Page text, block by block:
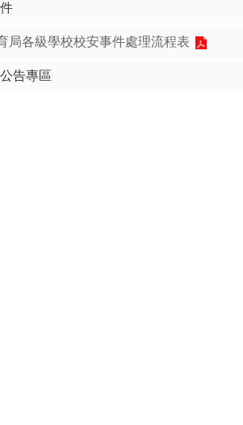
局各級學校校安事件處理流程表
告專區